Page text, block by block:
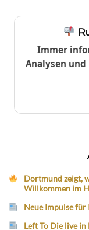
Immer
Analysen
Dortmund zeigt,
Willkommen im
Neue Impulse
Left To Die live in